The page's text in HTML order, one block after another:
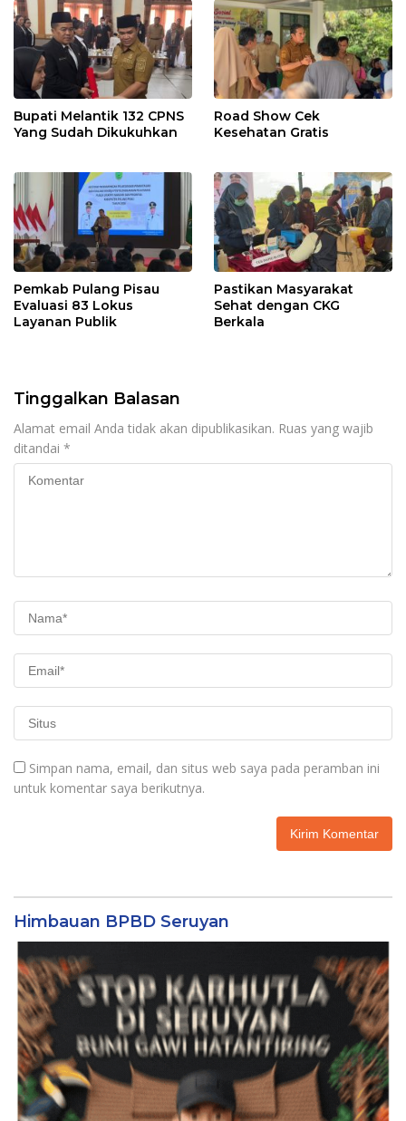
Bupati Melantik 132 CPNS
Yang Sudah Dikukuhkan
Road Show Cek
Kesehatan Gratis
Pemkab Pulang Pisau
Evaluasi 83 Lokus
Layanan Publik
Pastikan Masyarakat
Sehat dengan CKG
Berkala
Tinggalkan Balasan
Alamat email Anda tidak akan dipublikasikan. Ruas yang wajib
ditandai *
Simpan nama, email, dan situs web saya pada peramban ini
untuk komentar saya berikutnya.
Himbauan BPBD Seruyan